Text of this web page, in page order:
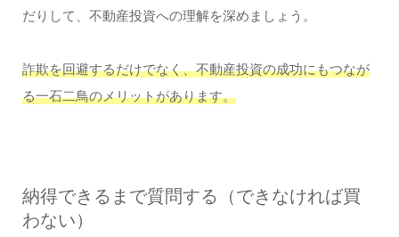
だりして、不動産投資への理解を深めましょう。
詐欺を回避するだけでなく、不動産投資の成功にもつなが
る一石二鳥のメリットがあります。
納得できるまで質問する（できなければ買
わない）